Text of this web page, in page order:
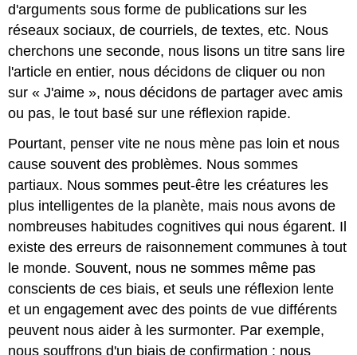
d'arguments sous forme de publications sur les
réseaux sociaux, de courriels, de textes, etc. Nous
cherchons une seconde, nous lisons un titre sans lire
l'article en entier, nous décidons de cliquer ou non
sur « J'aime », nous décidons de partager avec amis
ou pas, le tout basé sur une réflexion rapide.
Pourtant, penser vite ne nous mène pas loin et nous
cause souvent des problèmes. Nous sommes
partiaux. Nous sommes peut-être les créatures les
plus intelligentes de la planète, mais nous avons de
nombreuses habitudes cognitives qui nous égarent. Il
existe des erreurs de raisonnement communes à tout
le monde. Souvent, nous ne sommes même pas
conscients de ces biais, et seuls une réflexion lente
et un engagement avec des points de vue différents
peuvent nous aider à les surmonter. Par exemple,
nous souffrons d'un biais de confirmation : nous